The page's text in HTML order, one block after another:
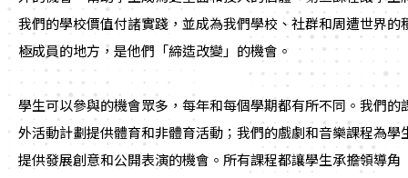
我們的學校價值付諸實踐，並成為我們學校、社群和周遭世界的
極成員的地方，是他們「締造改變」的機會。
學生可以參與的機會眾多，每年和每個學期都有所不同。我們的
外活動計劃提供體育和非體育活動；我們的戲劇和音樂課程為學
提供發展創意和公開表演的機會。所有課程都讓學生承擔領導角